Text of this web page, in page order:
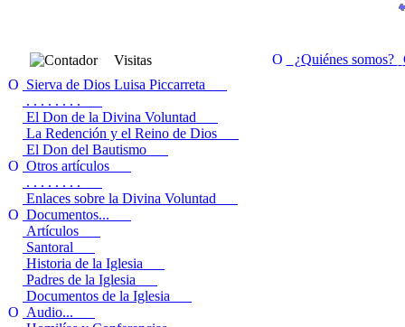
Visitas ¿Quiénes somos?
Sierva de Dios Luisa Piccarreta
. . . . . . . .
El Don de la Divina Voluntad
La Redención y el Reino de Dios
El Don del Bautismo
Otros artículos
. . . . . . . .
Enlaces sobre la Divina Voluntad
Documentos...
Artículos
Santoral
Historia de la Iglesia
Padres de la Iglesia
Documentos de la Iglesia
Audio...